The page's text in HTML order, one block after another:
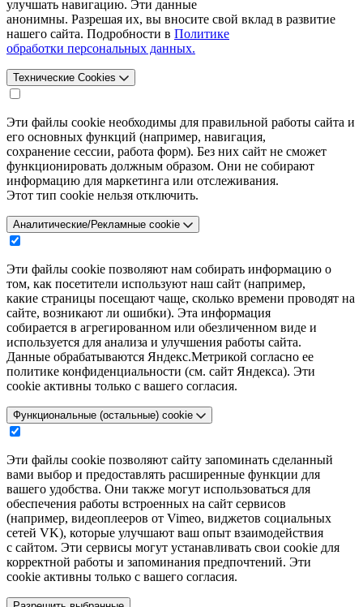
улучшать навигацию. Эти данные
анонимны. Разрешая их, вы вносите свой вклад в развитие
нашего сайта. Подробности в Политике
обработки персональных данных.
Технические Cookies
Эти файлы cookie необходимы для правильной работы сайта и
его основных функций (например, навигация,
сохранение сессии, работа форм). Без них сайт не сможет
функционировать должным образом. Они не собирают
информацию для маркетинга или отслеживания.
Этот тип cookie нельзя отключить.
Аналитические/Рекламные cookie
Эти файлы cookie позволяют нам собирать информацию о
том, как посетители используют наш сайт (например,
какие страницы посещают чаще, сколько времени проводят на
сайте, возникают ли ошибки). Эта информация
собирается в агрегированном или обезличенном виде и
используется для анализа и улучшения работы сайта.
Данные обрабатываются Яндекс.Метрикой согласно ее
политике конфиденциальности (см. сайт Яндекса). Эти
cookie активны только с вашего согласия.
Функциональные (остальные) cookie
Эти файлы cookie позволяют сайту запоминать сделанный
вами выбор и предоставлять расширенные функции для
вашего удобства. Они также могут использоваться для
обеспечения работы встроенных на сайт сервисов
(например, видеоплееров от Vimeo, виджетов социальных
сетей VK), которые улучшают ваш опыт взаимодействия
с сайтом. Эти сервисы могут устанавливать свои cookie для
корректной работы и запоминания предпочтений. Эти
cookie активны только с вашего согласия.